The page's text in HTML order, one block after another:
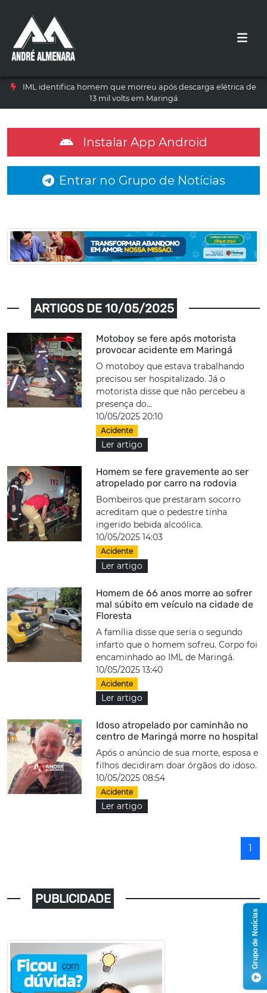
IML identifica homem que morreu após descarga elétrica de
13 mil volts em Maringá
Instalar App Android
Entrar no Grupo de Notícias
ARTIGOS DE 10/05/2025
Motoboy se fere após motorista
provocar acidente em Maringá
O motoboy que estava trabalhando
precisou ser hospitalizado. Já o
motorista disse que não percebeu a
presença do...
10/05/2025 20:10
Acidente
Ler artigo
Homem se fere gravemente ao ser
atropelado por carro na rodovia
Bombeiros que prestaram socorro
acreditam que o pedestre tinha
ingerido bebida alcoólica.
10/05/2025 14:03
Acidente
Ler artigo
Homem de 66 anos morre ao sofrer
mal súbito em veículo na cidade de
Floresta
A família disse que seria o segundo
infarto que o homem sofreu. Corpo foi
encaminhado ao IML de Maringá.
10/05/2025 13:40
Acidente
Ler artigo
Idoso atropelado por caminhão no
centro de Maringá morre no hospital
Após o anúncio de sua morte, esposa e
filhos decidiram doar órgãos do idoso.
10/05/2025 08:54
Acidente
Ler artigo
1
PUBLICIDADE
Grupo de Notícias